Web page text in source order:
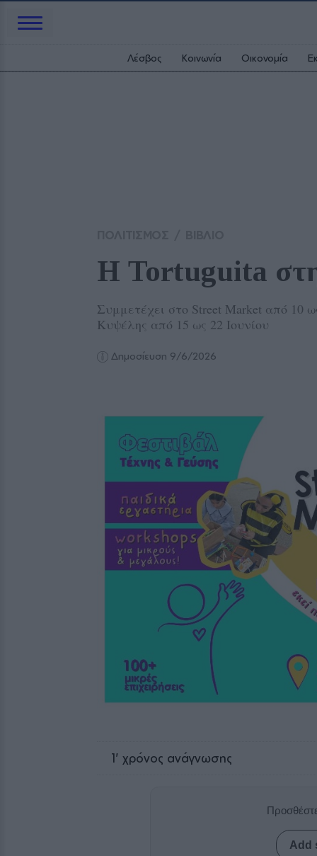
Λέσβος Κοινωνία Οικονομία
Η Tortuguita
Συμμετέχει στο Street Market από 10
Κυψέλης από 15 ως 22 Ιουνίου
Δημοσίευση 9/6/2026
1' χρόνος ανάγνωσης
Add